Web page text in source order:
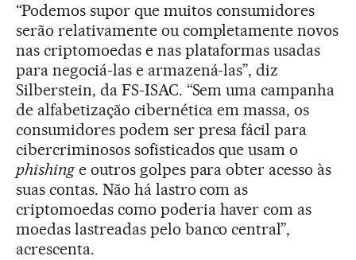
“Podemos supor que muitos consumidores
serão relativamente ou completamente novos
nas criptomoedas e nas plataformas usadas
para negociá-las e armazená-las”, diz
Silberstein, da FS-ISAC. “Sem uma campanha
de alfabetização cibernética em massa, os
consumidores podem ser presa fácil para
cibercriminosos sofisticados que usam o
phishinge outros golpes para obter acesso às
suas contas. Não há lastro com as
criptomoedas como poderia haver com as
moedas lastreadas pelo banco central”,
acrescenta.